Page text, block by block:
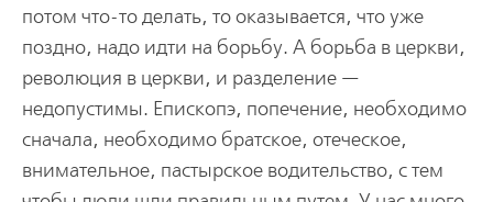
потом что-то делать, то оказывается, что уже
поздно, надо идти на борьбу. А борьба в церкви,
революция в церкви, и разделение —
недопустимы. Епископэ, попечение, необходимо
сначала, необходимо братское, отеческое,
внимательное, пастырское водительство, с тем